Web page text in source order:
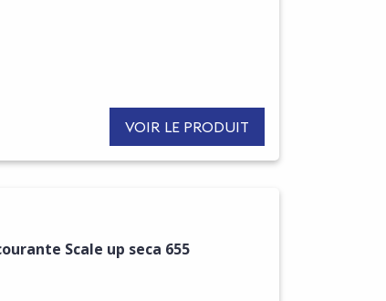
VOIR LE PRODUIT
Scale up seca 655